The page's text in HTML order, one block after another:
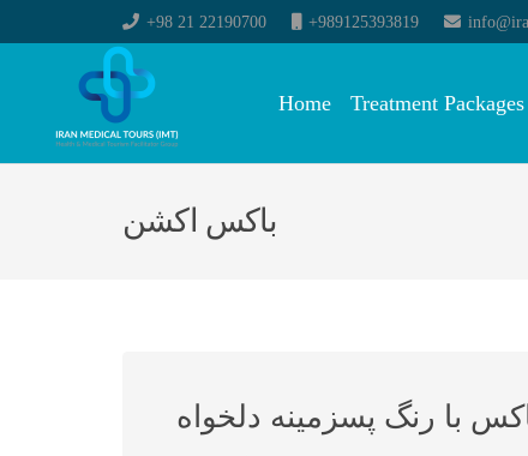
+98 21 22190700 +989125393819
Home Treatment Packages
باکس اکشن
با رنگ پسزمینه دلخواه